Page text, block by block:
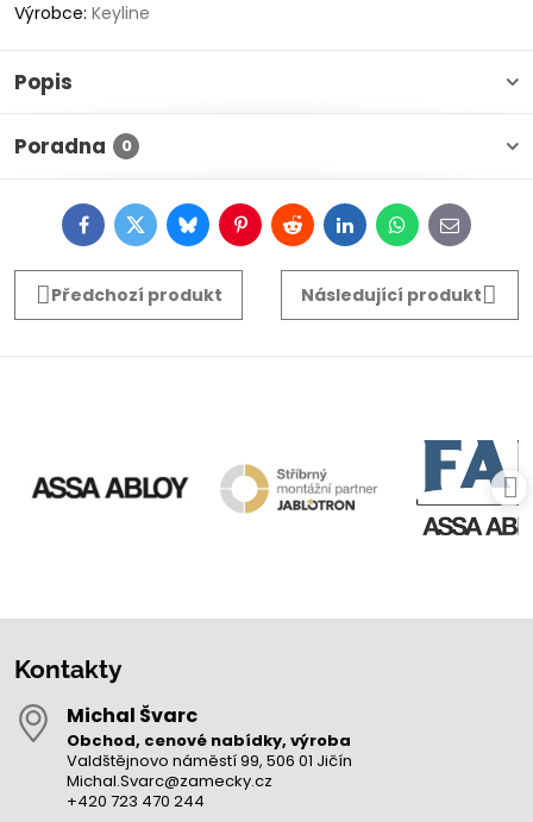
Výrobce: Keyline
Popis
Poradna 0
FacebookTwitterBlueskyPinterestRedditLinkedInWhatsApp
E-
mail
Předchozí produkt
Následující produkt
Kontakty
Michal Švarc
Obchod, cenové nabídky, výroba
Valdštějnovo náměstí 99, 506 01 Jičín
Michal.Svarc@zamecky.cz
+420 723 470 244